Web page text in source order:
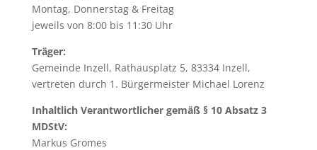
Montag, Donnerstag & Freitag
jeweils von 8:00 bis 11:30 Uhr
Träger:
Gemeinde Inzell, Rathausplatz 5, 83334 Inzell,
vertreten durch 1. Bürgermeister Michael Lorenz
Inhaltlich Verantwortlicher gemäß § 10 Absatz 3
MDStV:
Markus Gromes